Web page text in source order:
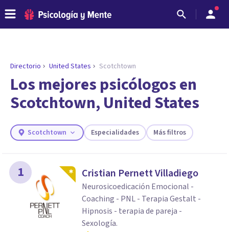
ENCONTRAR MI TERAPEUTA
¿Necesitas ayuda para encontrar el
psicólogo adecuado?
Responde a unas breves preguntas y te ofreceremos
necesidades.
Directorio United States Scotchtown
Los mejores psicólogos en
Scotchtown, United States
Scotchtown Especialidades Más filtros
1 Cristian Pernett Villadiego
Neurosicoedicación Emocional -
Coaching - PNL - Terapia Gestalt -
Hipnosis - terapia de pareja -
Sexología.